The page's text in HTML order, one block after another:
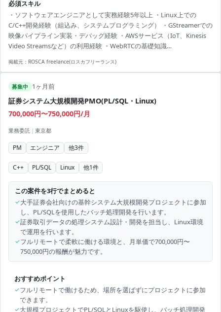
アント実装。設計ドキュメント・運用手順の整備と実機検証。
必須スキル
・ソフトウェアエンジニアとして実務経験5年以上 ・Linux上での
C/C++開発経験（組込み、システムプログラミング） ・GStreamerでの
映像パイプライン実装・デバッグ経験 ・AWSサービス（IoT、Kinesis
Video Streamsなど）の利用経験 ・WebRTCの基礎知識
知識 ・ARM クロスコンパイルおよびメモリ制約下での開発経験 ・
テスト経験 ・Gitを用いたチーム開発経験（PRレビュー含む） ・英語
技術文書の...
掲載元： ROSCA freelance(ロスカフリーランス)
募集中 1ヶ月前
証券システム大規模開発PMO(PL/SQL・Linux)
700,000円〜750,000円/月
業務委託 | 東京都
PM エンジニア 他3件
C++ PL/SQL Linux 他1件
この案件を3行でまとめると
✓大手証券会社向けの基幹システム大規模開発プロジェクトに参加
し、PL/SQLを使用したバッチ処理開発を行います。
✓証券取引データの処理システム設計・開発を担当し、Linux環境
で運用を行います。
✓フルリモートで柔軟に働ける環境と、月単価で700,000円〜
750,000円の報酬が魅力です。
おすすめポイント
✓フルリモートで働けるため、場所を選ばずにプロジェクトに参加
できます。
✓大規模プロジェクトでPL/SQLとLinuxを駆使し、バッチ処理開発